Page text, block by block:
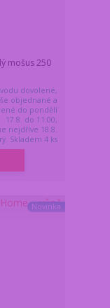
mošus 250
dovolené,
objednané a
do pondělí
17.8. do 11:00,
nejdříve 18.8.
Skladem 4 ks
Novinka